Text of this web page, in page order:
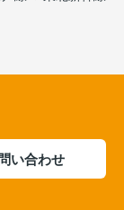
い合わせ